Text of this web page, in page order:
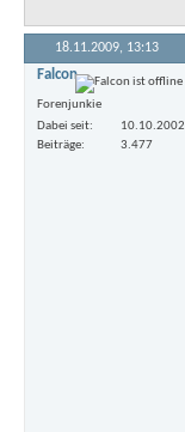
18.11.2009, 13:13
Falcon
Forenjunkie
Dabei seit
10.10.2002
Beiträge
3.477